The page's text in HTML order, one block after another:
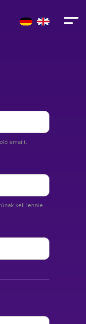
emailt.
kell lennie